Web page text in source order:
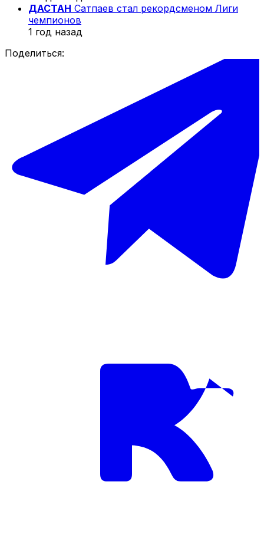
ДАСТАН Сатпаев стал рекордсменом Лиги
чемпионов
1 год назад
Поделиться: